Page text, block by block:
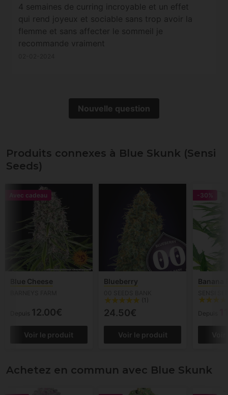
4 semaines de curring incroyable et un effet
qui rend joyeux et sociable sans trop avoir la
flemme et sans affecter le sommeil je
recommande vraiment
Nouvelle question
Produits connexes à Blue Skunk (Sensi
Seeds)
Avec cadeau
Blue Cheese
Depuis 12.00€
Voir le produit
Blueberry
(1)
24.50€
Voir le produit
-30%
Banana
Depuis
Achetez en commun avec Blue Skunk